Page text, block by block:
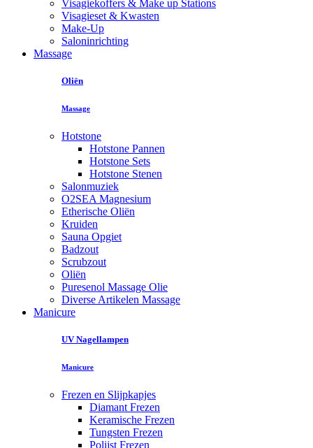
Visagiekoffers & Make up Stations
Visagieset & Kwasten
Make-Up
Saloninrichting
Massage
Oliën
Massage
Hotstone
Hotstone Pannen
Hotstone Sets
Hotstone Stenen
Salonmuziek
O2SEA Magnesium
Etherische Oliën
Kruiden
Sauna Opgiet
Badzout
Scrubzout
Oliën
Puresenol Massage Olie
Diverse Artikelen Massage
Manicure
UV Nagellampen
Manicure
Frezen en Slijpkapjes
Diamant Frezen
Keramische Frezen
Tungsten Frezen
Polijst Frezen